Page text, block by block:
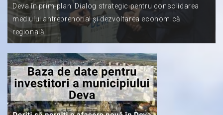
Deva în prim-plan: Dialog strategic pentru consolidarea
mediului antreprenorial și dezvoltarea economică
regională